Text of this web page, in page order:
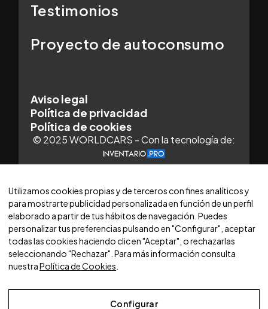
Testimonios
Proyecto de autoconsumo
Aviso legal
Política de privacidad
Política de cookies
© 2025 WORLDCARS - Con la tecnología de:
Utilizamos cookies propias y de terceros con fines analíticos y
para mostrarte publicidad personalizada en función de un perfil
elaborado a partir de tus hábitos de navegación. Puedes
personalizar tus preferencias pulsando en "Configurar", aceptar
todas las cookies haciendo clic en "Aceptar", o rechazarlas
seleccionando "Rechazar". Para más información consulta
nuestraPolítica de Cookies
Configurar